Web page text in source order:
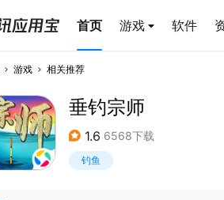
首页 游戏 软件
游戏 相关推荐
垂钓宗师
1.6 6568下载
钓鱼